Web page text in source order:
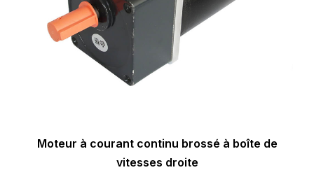
Moteur à courant continu brossé à boîte de
vitesses droite